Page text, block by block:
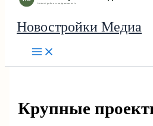
Новостройки Медиа
Крупные